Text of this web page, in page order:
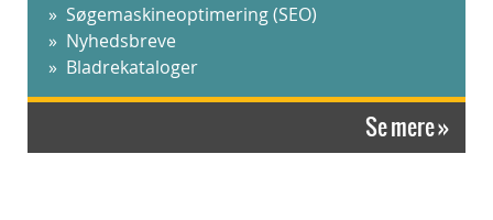
Søgemaskineoptimering (SEO)
Nyhedsbreve
Bladrekataloger
Se mere »